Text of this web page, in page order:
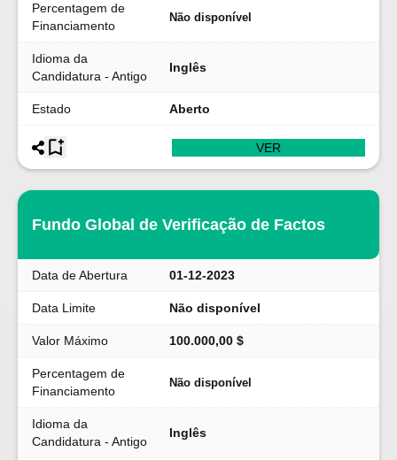
Percentagem de
Financiamento
Não disponível
Idioma da
Candidatura - Antigo
Inglês
Estado Aberto
VER
Fundo Global de Verificação de Factos
Data de Abertura 01-12-2023
Data Limite Não disponível
Valor Máximo 100.000,00 $
Percentagem de
Financiamento
Não disponível
Idioma da
Candidatura - Antigo
Inglês